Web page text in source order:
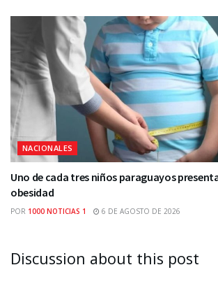
NACIONALES
Uno de cada tres niños paraguayos
obesidad
POR 1000 NOTICIAS 1 6 DE AGOSTO DE 2026
Discussion about this post